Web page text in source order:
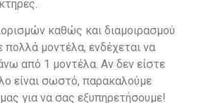
καθώς και διαμοιρασμού
πολλά μοντέλα, ενδέχεται να
από 1 μοντέλα. Αν δεν είστε
είναι σωστό, παρακαλούμε
για να σας εξυπηρετήσουμε!